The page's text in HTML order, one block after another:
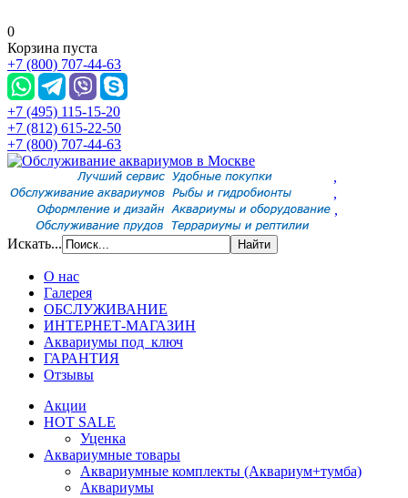
0
Корзина пуста
+7 (800) 707-44-63
+7 (495) 115-15-20
+7 (812) 615-22-50
+7 (800) 707-44-63
,
,
,
Искать...
О нас
Галерея
ОБСЛУЖИВАНИЕ
ИНТЕРНЕТ-МАГАЗИН
Аквариумы под ключ
ГАРАНТИЯ
Отзывы
Акции
HOT SALE
Уценка
Аквариумные товары
Аквариумные комплекты (Аквариум+тумба)
Аквариумы